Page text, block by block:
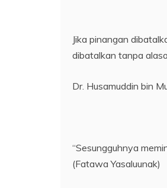
Jika pinangan
dibatalkan tanpa
Dr. Husamuddin bin
“Sesungguhnya
(Fatawa Yasaluunak)